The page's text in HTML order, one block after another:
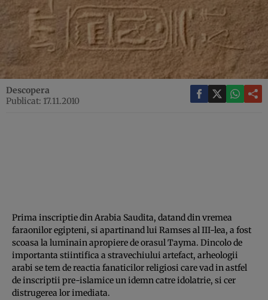
Descopera
Publicat: 17.11.2010
Prima inscriptie din Arabia Saudita, datand din vremea
faraonilor egipteni, si apartinand lui Ramses al III-lea, a fost
scoasa la luminain apropiere de orasul Tayma. Dincolo de
importanta stiintifica a stravechiului artefact, arheologii
arabi se tem de reactia fanaticilor religiosi care vad in astfel
de inscriptii pre-islamice un idemn catre idolatrie, si cer
distrugerea lor imediata.